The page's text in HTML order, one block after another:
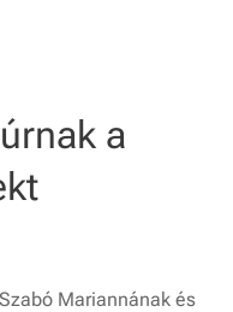
a
Mariannának és